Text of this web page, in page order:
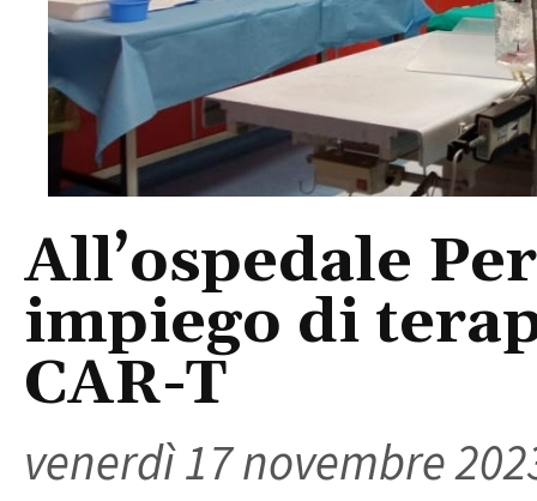
All’ospedale
impiego di
CAR-T
venerdì 17 novembre